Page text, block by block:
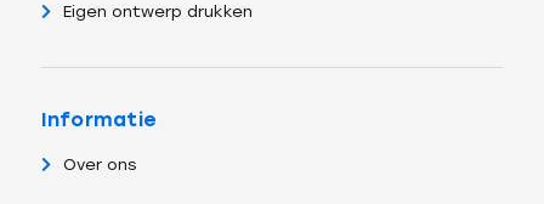
Eigen ontwerp drukken
Informatie
Over ons